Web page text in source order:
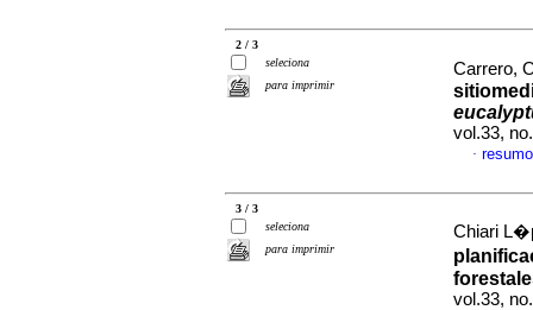
2 / 3
seleciona
para imprimir
Carrero,
vol.33,
·
3 / 3
seleciona
para imprimir
Chiari
vol.33,